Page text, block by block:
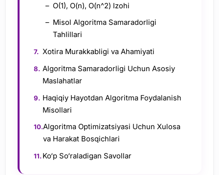
O(1), O(n), O(n^2) Izohi
Misol Algoritma Samaradorligi
Tahlillari
Xotira Murakkabligi va Ahamiyati
Algoritma Samaradorligi Uchun Asosiy
Maslahatlar
Haqiqiy Hayotdan Algoritma Foydalanish
Misollari
Algoritma Optimizatsiyasi Uchun Xulosa
va Harakat Bosqichlari
Ko‘p So‘raladigan Savollar